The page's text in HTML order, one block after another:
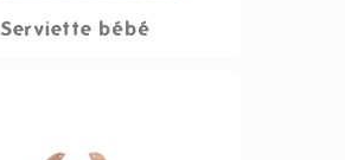
Serviette bébé